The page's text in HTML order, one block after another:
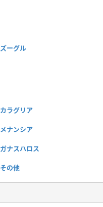
ズーグル
カラグリア
メナンシア
ガナスハロス
その他